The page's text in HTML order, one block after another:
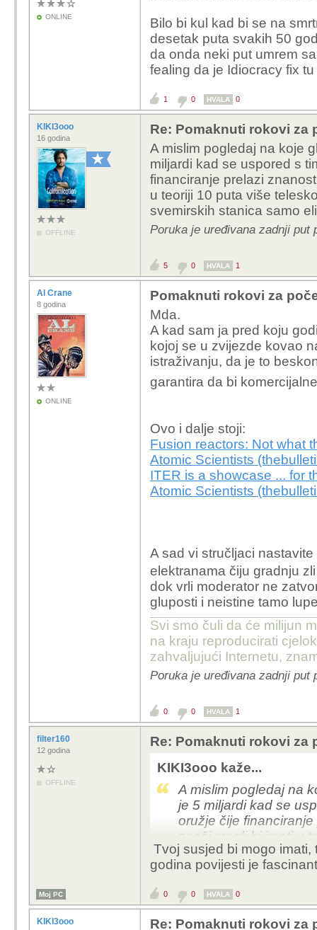
ONLINE
Bilo bi kul kad bi se na
desetak puta svakih 50
da onda neki put umrem
fealing da je Idiocracy fix
1 0 HVALA 0
KIKI3ooo
16 godina
OFFLINE
Re: Pomaknuti rokovi za
A mislim pogledaj na koje
miljardi kad se uspored s
financiranje prelazi
u teoriji 10 puta više
svemirskih stanica samo
Poruka je uređivana zadnji put
5 0 HVALA 1
Al Crane
8 godina
ONLINE
Pomaknuti rokovi za
Mda.
A kad sam ja pred koju
kojoj se u zvijezde kovao
istraživanju, da je to
garantira da bi
Ovo i dalje stoji:
Fusion reactors: Not what
Atomic Scientists
ITER is a showcase ... for
Atomic Scientists
A sad vi stručljaci
elektranama čiju gradnju
dok vrli moderator ne
gluposti i neistine tamo
Svi smo čuli da će milijun
na kraju reproducirati
zahvaljujući Internetu,
Poruka je uređivana zadnji put
0 0 HVALA 1
filter160
12 godina
OFFLINE
Re: Pomaknuti rokovi za
KIKI3ooo kaže...
A mislim pogledaj na
je 5 miljardi kad se
oružje čije
znači mogli bi imati u
ovakvih
vojske i naoružanja.
Tvoj susjed bi mogo
godina povijesti je
Moj PC 0 0 HVALA 0
KIKI3ooo Re: Pomaknuti rokovi za